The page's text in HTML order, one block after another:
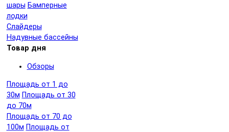
шары Бамперные
лодки
Слайдеры
Надувные бассейны
Товар дня
Обзоры
Площадь от 1 до
30м Площадь от 30
до 70м
Площадь от 70 до
100м Площадь от